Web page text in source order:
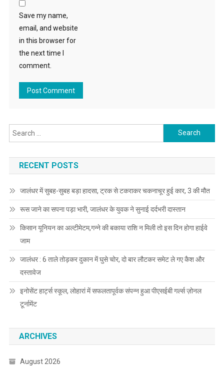
Save my name,
email, and website
in this browser for
the next time I
comment.
Search for:
RECENT POSTS
जालंधर में सुबह-सुबह बड़ा हादसा, ट्रक से टकराकर चकनाचूर हुई कार, 3 की मौत
रूस जाने का सपना पड़ा भारी, जालंधर के युवक ने सुनाई दर्दभरी दास्तान
किसान यूनियन का अल्टीमेटम,गन्ने की बकाया राशि न मिली तो इस दिन होगा हाईवे
जाम
जालंधर : 6 ताले तोड़कर दुकान में घुसे चोर, दो बार लौटकर समेट ले गए कैश और
दस्तावेज
इनोसेंट हार्ट्स स्कूल, लोहारां में सफलतापूर्वक संपन्न हुआ पीएसईबी गर्ल्स ज़ोनल
टूर्नामेंट
ARCHIVES
August 2026